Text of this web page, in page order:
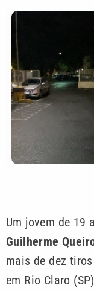
Um jovem de 19
Guilherme
mais de dez
em Rio Claro